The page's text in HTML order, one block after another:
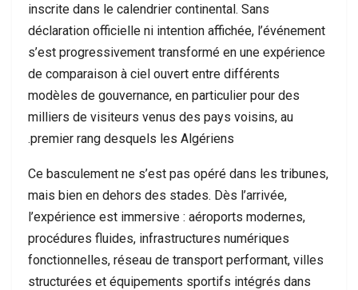
inscrite dans le calendrier continental. Sans
déclaration officielle ni intention affichée, l’événement
s’est progressivement transformé en une expérience
de comparaison à ciel ouvert entre différents
modèles de gouvernance, en particulier pour des
milliers de visiteurs venus des pays voisins, au
premier rang desquels les Algériens.
Ce basculement ne s’est pas opéré dans les tribunes,
mais bien en dehors des stades. Dès l’arrivée,
l’expérience est immersive : aéroports modernes,
procédures fluides, infrastructures numériques
fonctionnelles, réseau de transport performant, villes
structurées et équipements sportifs intégrés dans